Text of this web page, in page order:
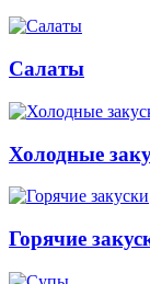
Салаты
Холодные
Горячие